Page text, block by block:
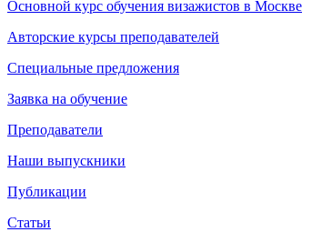
Основной курс обучения визажистов в Москве
Авторские курсы преподавателей
Специальные предложения
Заявка на обучение
Преподаватели
Наши выпускники
Публикации
Статьи